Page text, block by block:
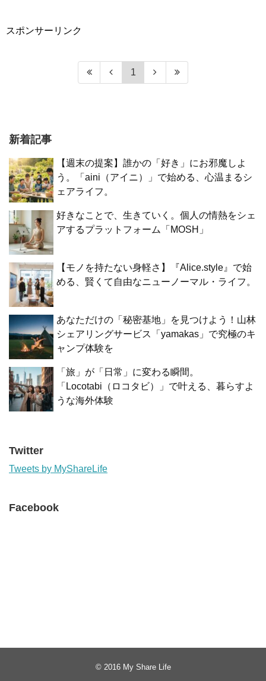
スポンサーリンク
1
新着記事
【週末の提案】誰かの「好き」にお邪魔しよ
う。「aini（アイニ）」で始める、心温まるシ
ェアライフ。
好きなことで、生きていく。個人の情熱をシェ
アするプラットフォーム「MOSH」
【モノを持たない身軽さ】『Alice.style』で始
める、賢くて自由なニューノーマル・ライフ。
あなただけの「秘密基地」を見つけよう！山林
シェアリングサービス「yamakas」で究極のキ
ャンプ体験を
「旅」が「日常」に変わる瞬間。
「Locotabi（ロコタビ）」で叶える、暮らすよ
うな海外体験
Twitter
Tweets by MyShareLife
Facebook
© 2016 My Share Life